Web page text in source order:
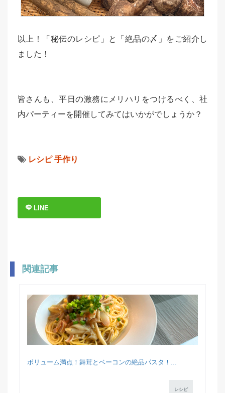
以上！「秘伝のレシピ」と「絶品の〆」をご紹介し
ました！
皆さんも、平日の激務にメリハリをつけるべく、社
内パーティーを開催してみてはいかがでしょうか？
レシピ 手作り
LINE
関連記事
ボリューム満点！舞茸とベーコンの絶品パスタ！...
レシピ